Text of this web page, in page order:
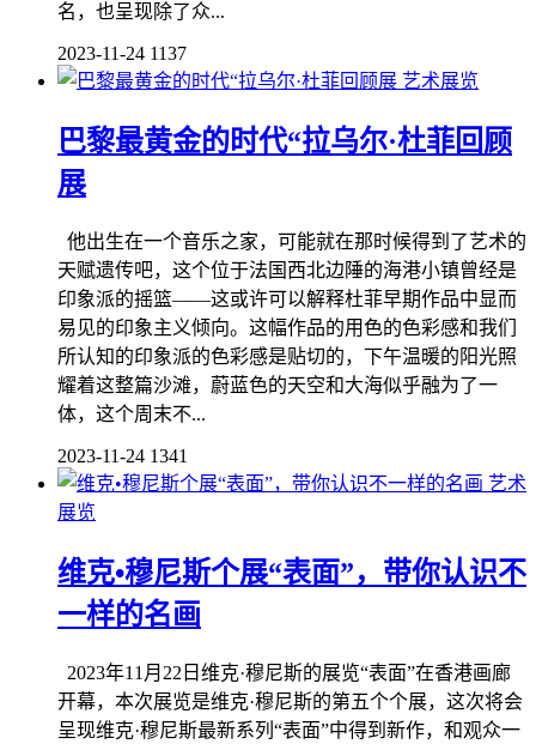
名，也呈现除了众...
2023-11-24 1137
艺术展览
巴黎最黄金的时代“拉乌尔·杜菲回顾
展
他出生在一个音乐之家，可能就在那时候得到了艺术的
天赋遗传吧，这个位于法国西北边陲的海港小镇曾经是
印象派的摇篮——这或许可以解释杜菲早期作品中显而
易见的印象主义倾向。这幅作品的用色的色彩感和我们
所认知的印象派的色彩感是贴切的，下午温暖的阳光照
耀着这整篇沙滩，蔚蓝色的天空和大海似乎融为了一
体，这个周末不...
2023-11-24 1341
艺术
展览
维克•穆尼斯个展“表面”，带你认识不
一样的名画
2023年11月22日维克·穆尼斯的展览“表面”在香港画廊
开幕，本次展览是维克·穆尼斯的第五个个展，这次将会
呈现维克·穆尼斯最新系列“表面”中得到新作，和观众一